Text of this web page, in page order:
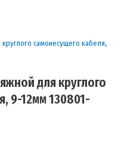
для круглого
9-12мм 130801-